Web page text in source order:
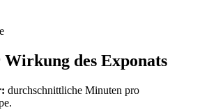
Wirkung des Exponats
durchschnittliche Minuten pro